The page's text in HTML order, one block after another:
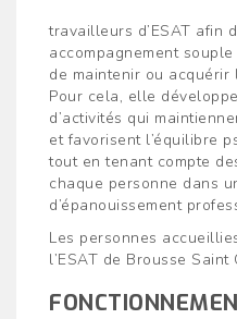
travailleurs d’ESAT afin
accompagnement
de maintenir ou
Pour cela, elle
d’activités qui
et favorisent l’équilibre
tout en tenant compte
chaque personne dans
d’épanouissement
Les personnes
l’ESAT de Brousse Saint